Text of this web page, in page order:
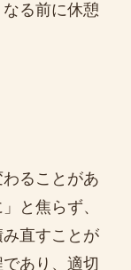
る前に休憩
ることがあ
と焦らず、
直すことが
あり、適切